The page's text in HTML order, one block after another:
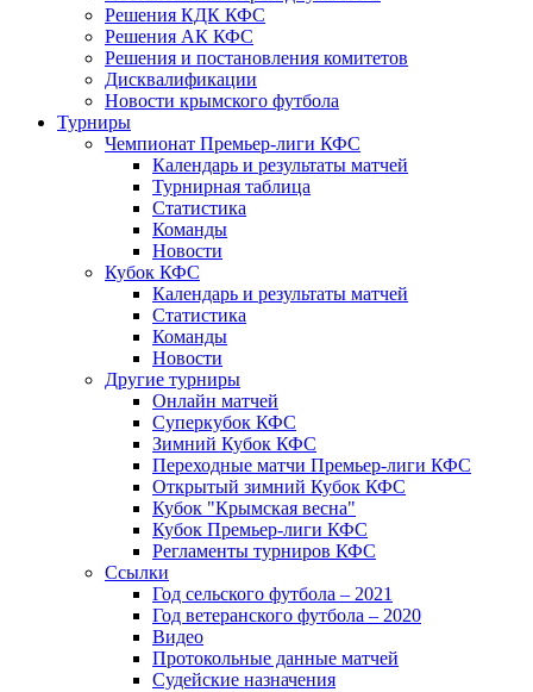
Решения КДК КФС
Решения АК КФС
Решения и постановления комитетов
Дисквалификации
Новости крымского футбола
Турниры
Чемпионат Премьер-лиги КФС
Календарь и результаты матчей
Турнирная таблица
Статистика
Команды
Новости
Кубок КФС
Календарь и результаты матчей
Статистика
Команды
Новости
Другие турниры
Онлайн матчей
Суперкубок КФС
Зимний Кубок КФС
Переходные матчи Премьер-лиги КФС
Открытый зимний Кубок КФС
Кубок "Крымская весна"
Кубок Премьер-лиги КФС
Регламенты турниров КФС
Ссылки
Год сельского футбола – 2021
Год ветеранского футбола – 2020
Видео
Протокольные данные матчей
Судейские назначения